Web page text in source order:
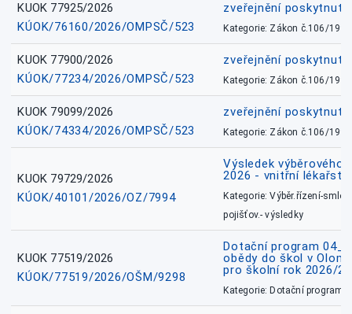
KUOK 77925/2026
KÚOK/76160/2026/OMPSČ/523
zveřejnění
Kategorie: Zákon č.106/1999
KUOK 77900/2026
KÚOK/77234/2026/OMPSČ/523
zveřejnění
Kategorie: Zákon č.106/1999
KUOK 79099/2026
KÚOK/74334/2026/OMPSČ/523
zveřejnění
Kategorie: Zákon č.106/1999
KUOK 79729/2026
KÚOK/40101/2026/OZ/7994
Výsledek výběrového
2026 - vnitřní
Kategorie: Výběr.řízení-
pojišťov.- výsledky
KUOK 77519/2026
KÚOK/77519/2026/OŠM/9298
Dotační program
obědy do škol v
pro školní rok 2026/
Kategorie: Dotační